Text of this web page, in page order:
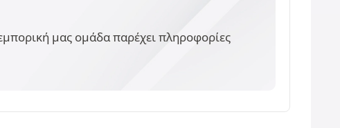
μας ομάδα παρέχει πληροφορίες